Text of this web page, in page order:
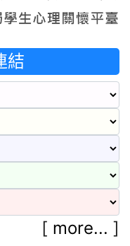
結
[ more... ]